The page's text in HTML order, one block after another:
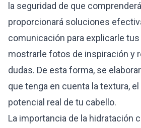
la seguridad de que
proporcionará soluciones
comunicación para explicarle
mostrarle fotos de inspiración y
dudas. De esta forma, se
que tenga en cuenta la textura, el
potencial real de tu cabello.
La importancia de la hidratación